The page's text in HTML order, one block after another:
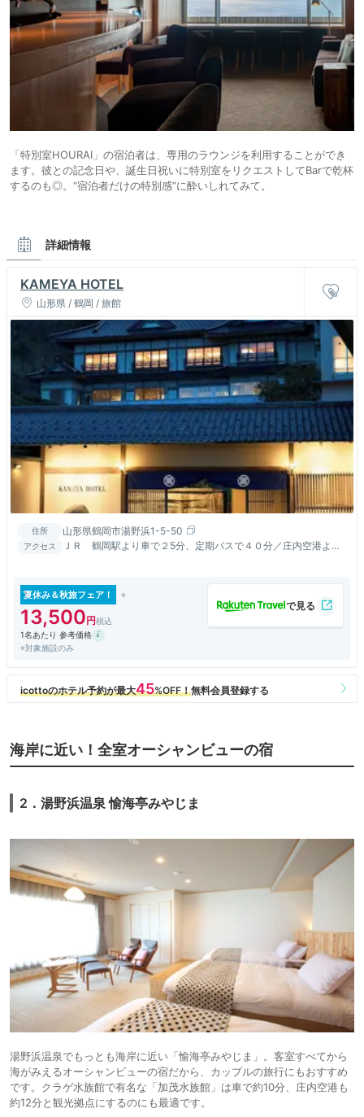
「特別室HOURAI」の宿泊者は、専用のラウンジを利用することができ
ます。彼との記念日や、誕生日祝いに特別室をリクエストしてBarで乾杯
するのも◎。“宿泊者だけの特別感”に酔いしれてみて。
詳細情報
KAMEYA HOTEL
山形県 / 鶴岡 / 旅館
住所 山形県鶴岡市湯野浜1-5-50
アクセス
ＪＲ 鶴岡駅より車で２5分、定期バスで４０分／庄内空港より
夏休み＆秋旅フェア！
13,500
1名あたり 参考価格
※対象施設のみ
海岸に近い！全室オーシャンビューの宿
2．湯野浜温泉 愉海亭みやじま
湯野浜温泉でもっとも海岸に近い「愉海亭みやじま」。客室すべてから
海がみえるオーシャンビューの宿だから、カップルの旅行にもおすすめ
です。クラゲ水族館で有名な「加茂水族館」は車で約10分、庄内空港も
約12分と観光拠点にするのにも最適です。